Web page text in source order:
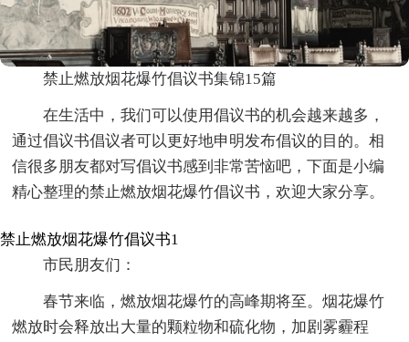
禁止燃放烟花爆竹倡议书集锦15篇
在生活中，我们可以使用倡议书的机会越来越多，
通过倡议书倡议者可以更好地申明发布倡议的目的。相
信很多朋友都对写倡议书感到非常苦恼吧，下面是小编
精心整理的禁止燃放烟花爆竹倡议书，欢迎大家分享。
禁止燃放烟花爆竹倡议书1
市民朋友们：
春节来临，燃放烟花爆竹的高峰期将至。烟花爆竹
燃放时会释放出大量的颗粒物和硫化物，加剧雾霾程